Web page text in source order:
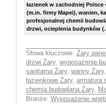
łazienek w zachodniej
(m.in. firmy Mapei), wanien,
profesjonalnej chemii
drzwi, ocieplenia budynków
Słowa kluczowe: Żary
drzwi Żary, wyposażenie
sanitarna Żary, wanny Żary
łazienkowe Żary, armatura
chemia budowlana Żary,
Branże: Wyposażenie